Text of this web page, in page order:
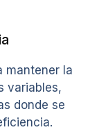
mantener la
variables,
donde se